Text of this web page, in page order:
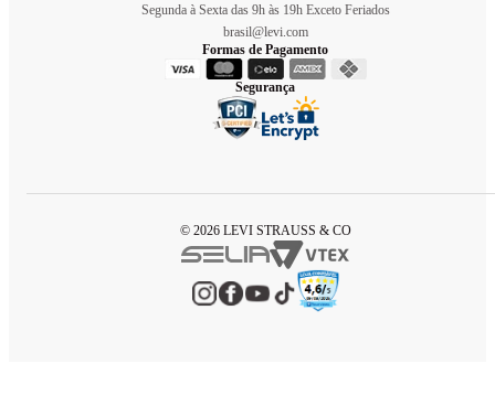
Segunda à Sexta das 9h às 19h Exceto Feriados
brasil@levi.com
Formas de Pagamento
Segurança
© 2026 LEVI STRAUSS & CO